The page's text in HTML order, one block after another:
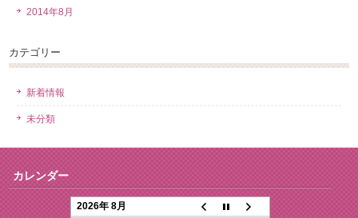
2014年8月
カテゴリー
新着情報
未分類
カレンダー
2026年 8月